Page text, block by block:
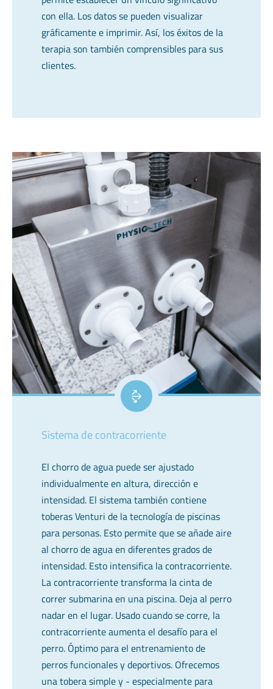
con ella. Los datos se pueden visualizar
gráficamente e imprimir. Así, los éxitos de la
terapia son también comprensibles para sus
clientes.
Sistema de contracorriente
El chorro de agua puede ser ajustado
individualmente en altura, dirección e
intensidad. El sistema también contiene
toberas Venturi de la tecnología de piscinas
para personas. Esto permite que se añade aire
al chorro de agua en diferentes grados de
intensidad. Esto intensifica la contracorriente.
La contracorriente transforma la cinta de
correr submarina en una piscina. Deja al perro
nadar en el lugar. Usado cuando se corre, la
contracorriente aumenta el desafío para el
perro. Óptimo para el entrenamiento de
perros funcionales y deportivos. Ofrecemos
una tobera simple y - especialmente para